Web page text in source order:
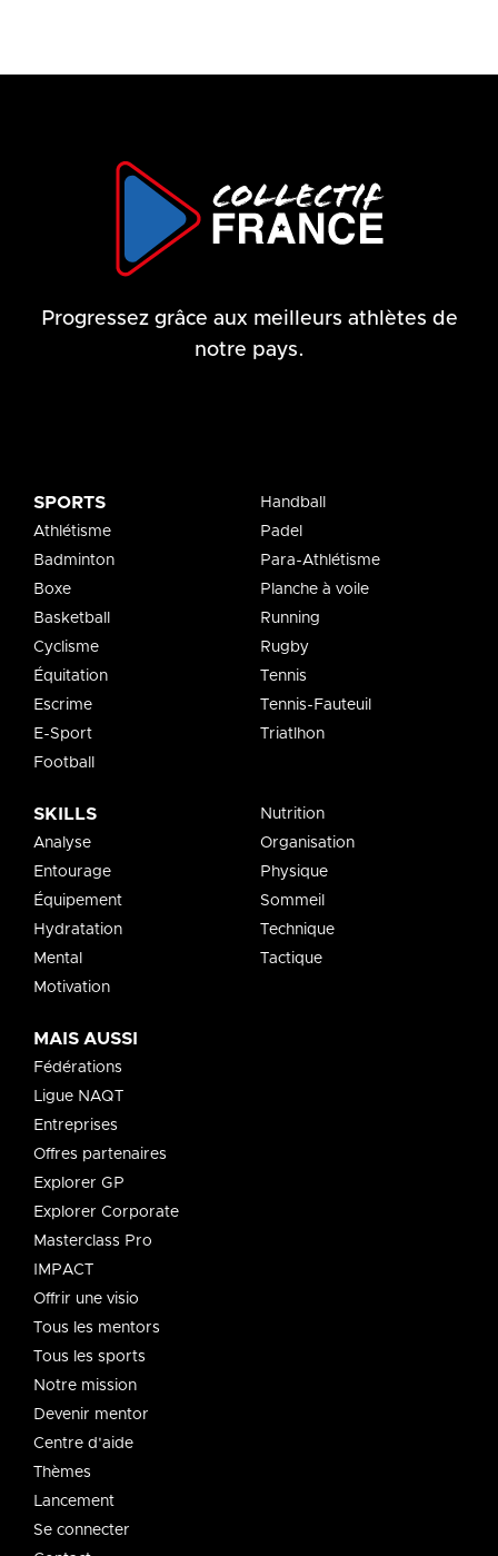
Progressez grâce aux meilleurs athlètes de
notre pays.
SPORTS
Athlétisme
Badminton
Boxe
Basketball
Cyclisme
Équitation
Escrime
E-Sport
Football
Handball
Padel
Para-Athlétisme
Planche à voile
Running
Rugby
Tennis
Tennis-Fauteuil
Triatlhon
SKILLS
Analyse
Entourage
Équipement
Hydratation
Mental
Motivation
Nutrition
Organisation
Physique
Sommeil
Technique
Tactique
MAIS AUSSI
Fédérations
Ligue NAQT
Entreprises
Offres partenaires
Explorer GP
Explorer Corporate
Masterclass Pro
IMPACT
Offrir une visio
Tous les mentors
Tous les sports
Notre mission
Devenir mentor
Centre d'aide
Thèmes
Lancement
Se connecter